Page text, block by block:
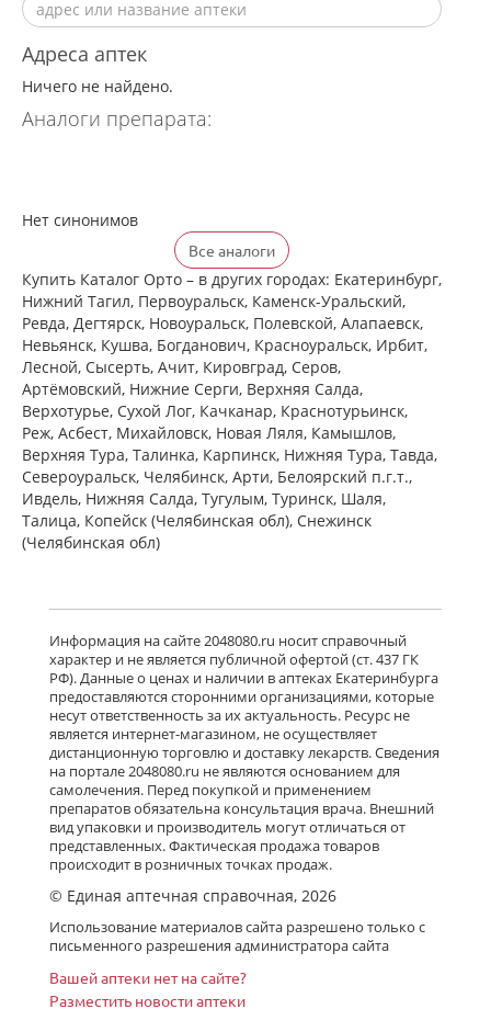
Адреса аптек
Ничего не найдено.
Аналоги препарата:
Нет синонимов
Все аналоги
Купить Каталог Орто – в других городах: Екатеринбург,
Нижний Тагил, Первоуральск, Каменск-Уральский,
Ревда, Дегтярск, Новоуральск, Полевской, Алапаевск,
Невьянск, Кушва, Богданович, Красноуральск, Ирбит,
Лесной, Сысерть, Ачит, Кировград, Серов,
Артёмовский, Нижние Cерги, Верхняя Салда,
Верхотурье, Сухой Лог, Качканар, Краснотурьинск,
Реж, Асбест, Михайловск, Новая Ляля, Камышлов,
Верхняя Тура, Талинка, Карпинск, Нижняя Тура, Тавда,
Североуральск, Челябинск, Арти, Белоярский п.г.т.,
Ивдель, Нижняя Салда, Тугулым, Туринск, Шаля,
Талица, Копейск (Челябинская обл), Снежинск
(Челябинская обл)
Информация на сайте 2048080.ru носит справочный
характер и не является публичной офертой (ст. 437 ГК
РФ). Данные о ценах и наличии в аптеках Екатеринбурга
предоставляются сторонними организациями, которые
несут ответственность за их актуальность. Ресурс не
является интернет-магазином, не осуществляет
дистанционную торговлю и доставку лекарств. Сведения
на портале 2048080.ru не являются основанием для
самолечения. Перед покупкой и применением
препаратов обязательна консультация врача. Внешний
вид упаковки и производитель могут отличаться от
представленных. Фактическая продажа товаров
происходит в розничных точках продаж.
© Единая аптечная справочная, 2026
Использование материалов сайта разрешено только с
письменного разрешения администратора сайта
Вашей аптеки нет на сайте?
Разместить новости аптеки